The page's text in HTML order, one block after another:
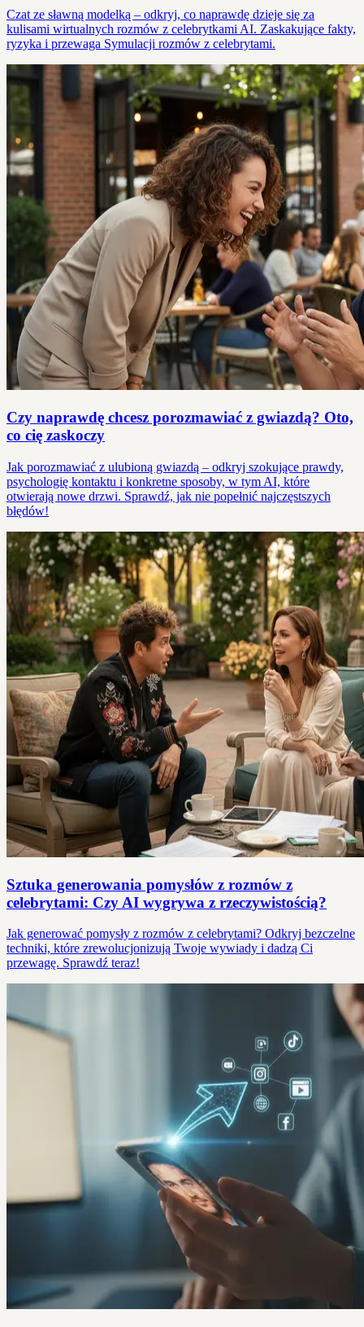
Czat ze sławną modelką – odkryj, co naprawdę dzieje się za
kulisami wirtualnych rozmów z celebrytkami AI. Zaskakujące fakty,
ryzyka i przewaga Symulacji rozmów z celebrytami.
Czy naprawdę chcesz porozmawiać z gwiazdą? Oto,
co cię zaskoczy
Jak porozmawiać z ulubioną gwiazdą – odkryj szokujące prawdy,
psychologię kontaktu i konkretne sposoby, w tym AI, które
otwierają nowe drzwi. Sprawdź, jak nie popełnić najczęstszych
błędów!
Sztuka generowania pomysłów z rozmów z
celebrytami: Czy AI wygrywa z rzeczywistością?
Jak generować pomysły z rozmów z celebrytami? Odkryj bezczelne
techniki, które zrewolucjonizują Twoje wywiady i dadzą Ci
przewagę. Sprawdź teraz!